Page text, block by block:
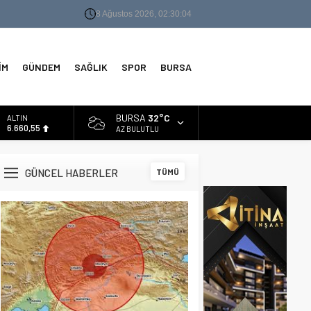
8 Ağustos 2026, 02:30:04
GÜNDEM SAĞLIK SPOR BURSA
BİST
13.779,39
ALTIN
6.660,55
BURSA 32°C
AZ BULUTLU
GÜNCEL HABERLER TÜMÜ